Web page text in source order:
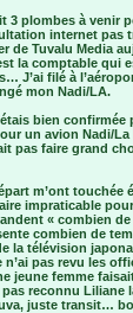
3 plombes à venir
internet pas
de Tuvalu Media
la comptable qui
J’ai filé à
mon Nadi/LA.
bien
un avion Nadi/
pas faire grand
m’ont touchée
impraticable
« combien
combien de
la télévision
pas revu les
jeune femme
pas reconnu Liliane
juste transit…